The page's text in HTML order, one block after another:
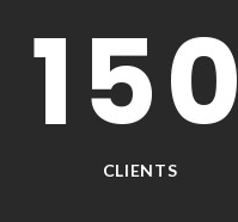
150
CLIENTS